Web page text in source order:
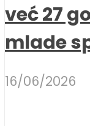
već 27
mlade
16/06/2026